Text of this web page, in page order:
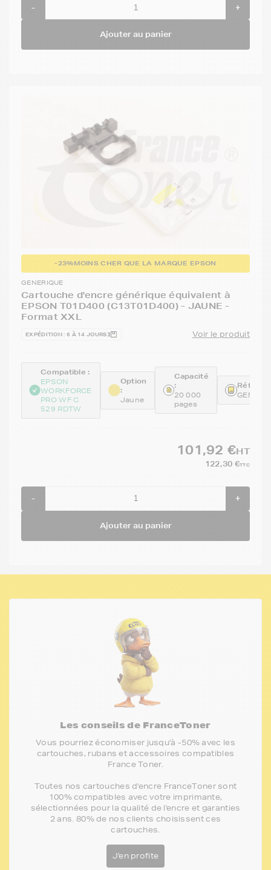
- +
Ajouter au panier
-23%MOINS CHER QUE LA MARQUE EPSON
GENERIQUE
Cartouche d'encre générique équivalent à
EPSON T01D400 (C13T01D400) - JAUNE -
Format XXL
EXPÉDITION : 6 À 14 JOURS Voir le produit
Compatible :
EPSON
WORKFORCE
PRO WF C
529 RDTW
Option
:
Jaune
Capacité
:
20 000
pages
101,92 €HT
122,30 €TTC
- +
Ajouter au panier
Les conseils de FranceToner
Vous pourriez économiser jusqu'à -50% avec les
cartouches, rubans et accessoires compatibles
France Toner.
Toutes nos cartouches d'encre FranceToner sont
100% compatibles avec votre imprimante,
sélectionnées pour la qualité de l'encre et garanties
2 ans. 80% de nos clients choisissent ces
cartouches.
J'en profite